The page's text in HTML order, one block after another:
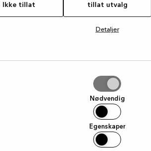
Ikke tillat tillat utvalg
Detaljer
Nødvendig
Egenskaper